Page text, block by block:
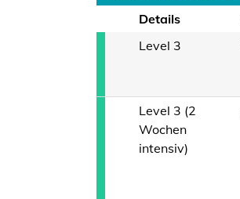
Details
Level 3
Level 3 (2
Wochen
intensiv)